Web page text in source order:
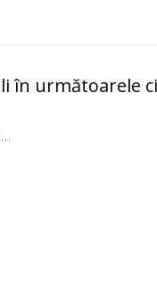
în următoarele
…